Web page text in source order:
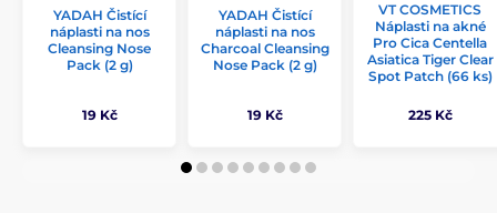
YADAH Čistící
náplasti na nos
Cleansing Nose
Pack (2 g)
19 Kč
YADAH Čistící
náplasti na nos
Charcoal Cleansing
Nose Pack (2 g)
19 Kč
VT COSMETICS
Náplasti na akné
Pro Cica Centella
Asiatica Tiger Clear
Spot Patch (66 ks)
225 Kč